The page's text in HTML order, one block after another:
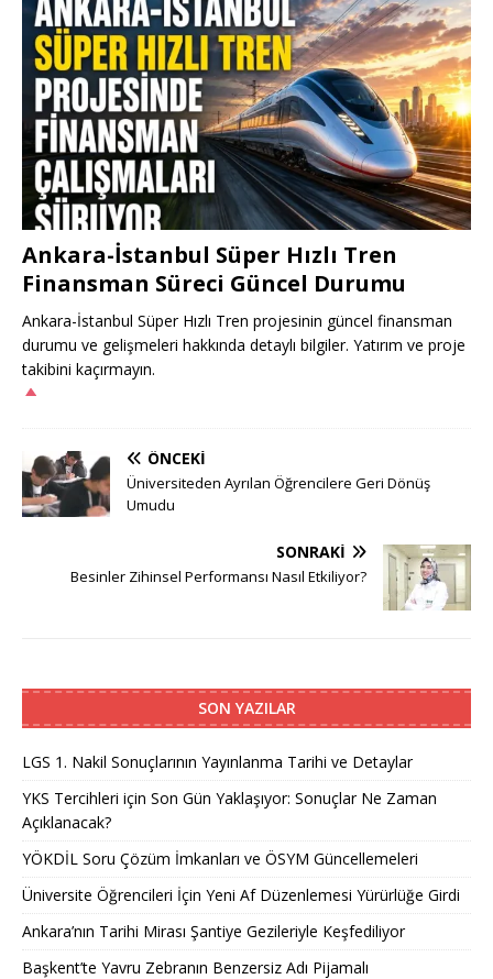
Ankara-İstanbul Süper Hızlı Tren
Finansman Süreci Güncel Durumu
Ankara-İstanbul Süper Hızlı Tren projesinin güncel finansman
durumu ve gelişmeleri hakkında detaylı bilgiler. Yatırım ve proje
takibini kaçırmayın.
ÖNCEKI
Üniversiteden Ayrılan Öğrencilere Geri Dönüş
Umudu
SONRAKI
Besinler Zihinsel Performansı Nasıl Etkiliyor?
SON YAZILAR
LGS 1. Nakil Sonuçlarının Yayınlanma Tarihi ve Detaylar
YKS Tercihleri için Son Gün Yaklaşıyor: Sonuçlar Ne Zaman
Açıklanacak?
YÖKDİL Soru Çözüm İmkanları ve ÖSYM Güncellemeleri
Üniversite Öğrencileri İçin Yeni Af Düzenlemesi Yürürlüğe Girdi
Ankara’nın Tarihi Mirası Şantiye Gezileriyle Keşfediliyor
Başkent’te Yavru Zebranın Benzersiz Adı Pijamalı